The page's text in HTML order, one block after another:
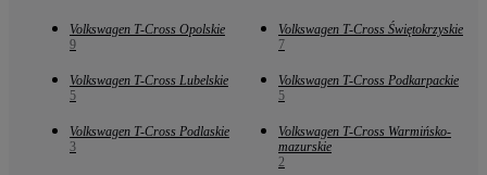
Volkswagen T-Cross Opolskie
9
Volkswagen T-Cross Świętokrzyskie
7
Volkswagen T-Cross Lubelskie
5
Volkswagen T-Cross Podkarpackie
5
Volkswagen T-Cross Podlaskie
3
Volkswagen T-Cross Warmińsko-
mazurskie
2